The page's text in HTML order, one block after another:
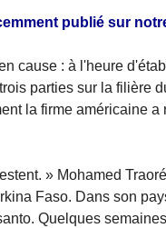
publié sur
cause : à l'heure
parties sur la filière
la firme américaine a
» Mohamed
Faso. Dans son
Quelques